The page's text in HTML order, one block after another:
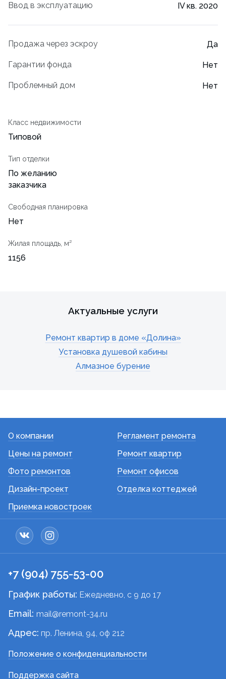
Ввод в эксплуатацию IV кв. 2020
Продажа через эскроу Да
Гарантии фонда Нет
Проблемный дом Нет
Класс недвижимости
Типовой
Тип отделки
По желанию
заказчика
Свободная планировка
Нет
Жилая площадь, м²
1156
Актуальные услуги
Ремонт квартир в доме «Долина»
Установка душевой кабины
Алмазное бурение
О компании
Цены на ремонт
Фото ремонтов
Дизайн-проект
Приемка новостроек
Регламент ремонта
Ремонт квартир
Ремонт офисов
Отделка коттеджей
+7 (904) 755-53-00
График работы: Ежедневно, c 9 до 17
Email: mail@remont-34.ru
Адрес: пр. Ленина, 94, оф 212
Положение о конфиденциальности
Поддержка сайта